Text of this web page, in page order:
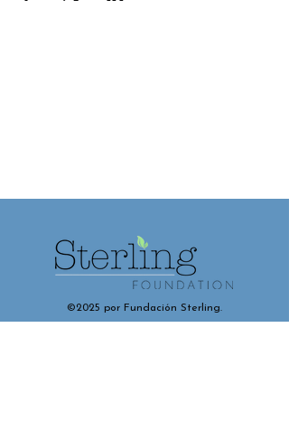
©2025 por Fundación Sterling.